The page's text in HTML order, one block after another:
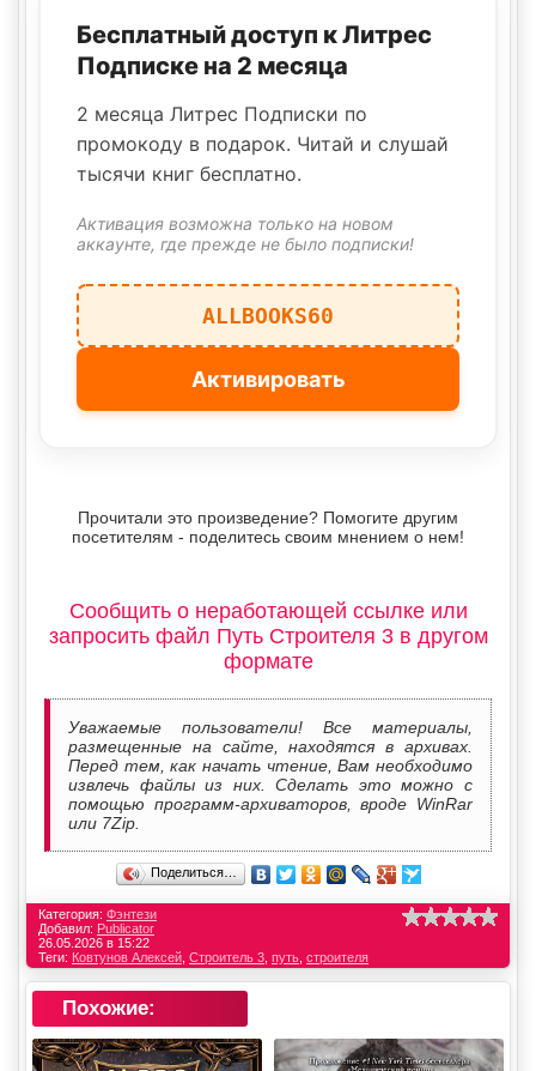
Бесплатный доступ к Литрес
Подписке на 2 месяца
2 месяца Литрес Подписки по
промокоду в подарок. Читай и слушай
тысячи книг бесплатно.
Активация возможна только на новом
аккаунте, где прежде не было подписки!
ALLBOOKS60
Активировать
Прочитали это произведение? Помогите другим
посетителям - поделитесь своим мнением о нем!
Сообщить о неработающей ссылке или
запросить файл Путь Строителя 3 в другом
формате
Уважаемые пользователи! Все материалы,
размещенные на сайте, находятся в архивах.
Перед тем, как начать чтение, Вам необходимо
извлечь файлы из них. Сделать это можно с
помощью программ-архиваторов, вроде WinRar
или 7Zip.
Поделиться…
Категория: Фэнтези
Добавил: Publicator
26.05.2026 в 15:22
Теги: Ковтунов Алексей Строитель 3 путь строителя
Похожие: